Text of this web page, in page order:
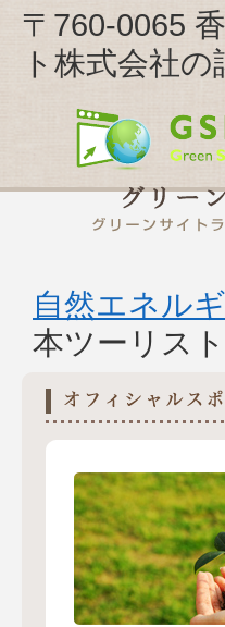
〒760-0065
ト株式会社の
自然エネル
本ツーリス